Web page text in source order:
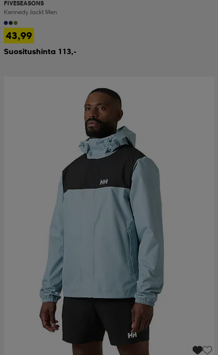
FIVESEASONS
Kennedy Jackt Men
43,99
Suositushinta 113,-